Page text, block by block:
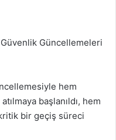
Güncellemeleri
hem
başlanıldı, hem
bir geçiş süreci